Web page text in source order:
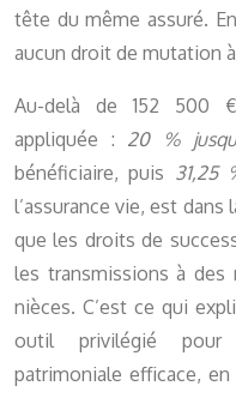
tête du même assuré.
aucun droit de mutation
Au-delà de 152 500
appliquée : 20 %
bénéficiaire, puis 31,25
l’assurance vie, est dans
que les droits de
les transmissions à
nièces. C’est ce qui
outil privilégié pour
patrimoniale efficace,